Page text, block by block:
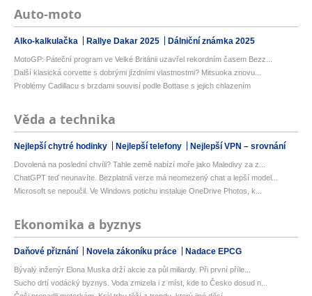
Auto-moto
Alko-kalkulačka Rallye Dakar 2025 Dálniční známka 2025
MotoGP: Páteční program ve Velké Británii uzavřel rekordním časem Bezz...
Další klasická corvette s dobrými jízdními vlastnostmi? Mitsuoka znovu...
Problémy Cadillacu s brzdami souvisí podle Bottase s jejich chlazením
Věda a technika
Nejlepší chytré hodinky Nejlepší telefony Nejlepší VPN – srovnání
Dovolená na poslední chvíli? Tahle země nabízí moře jako Maledivy za z...
ChatGPT teď neunavíte. Bezplatná verze má neomezený chat a lepší model...
Microsoft se nepoučil. Ve Windows potichu instaluje OneDrive Photos, k...
Ekonomika a byznys
Daňové přiznání Novela zákoníku práce Nadace EPCG
Bývalý inženýr Elona Muska drží akcie za půl miliardy. Při první příle...
Sucho drtí vodácký byznys. Voda zmizela i z míst, kde to Česko dosud n...